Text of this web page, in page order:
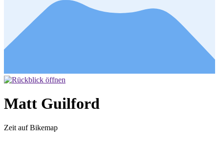
Matt Guilford
Zeit auf Bikemap